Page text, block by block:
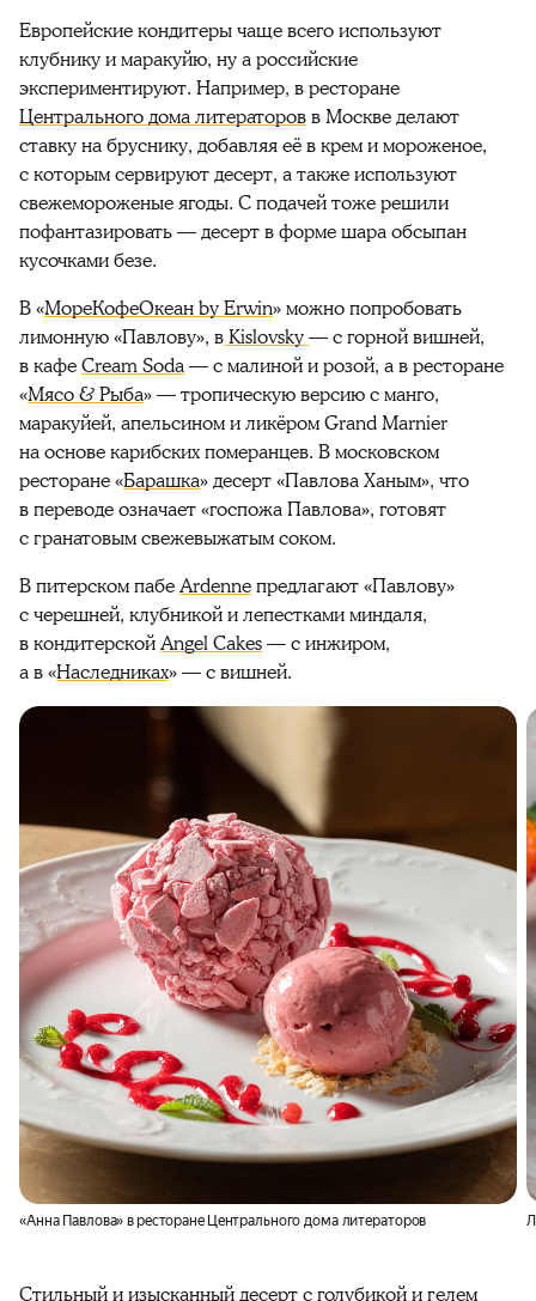
Европейские кондитеры чаще всего используют
клубнику и маракуйю, ну а российские
экспериментируют. Например, в ресторане
Центрального дома литераторовв Москве делают
ставку на бруснику, добавляя её в крем и мороженое,
с которым сервируют десерт, а также используют
свежемороженые ягоды. С подачей тоже решили
пофантазировать — десерт в форме шара обсыпан
кусочками безе.
В «МореКофеОкеан by Erwin» можно попробовать
лимонную «Павлову», вKislovsky— с горной вишней,
в кафеCream Soda— с малиной и розой, а в ресторане
«Мясо & Рыба» — тропическую версию с манго,
маракуйей, апельсином и ликёром Grand Marnier
на основе карибских померанцев. В московском
ресторане «Барашка» десерт «Павлова Ханым», что
в переводе означает «госпожа Павлова», готовят
с гранатовым свежевыжатым соком.
В питерском пабеArdenneпредлагают «Павлову»
с черешней, клубникой и лепестками миндаля,
в кондитерскойAngel Cakes— с инжиром,
а в «Наследниках» — с вишней.
«Анна Павлова» в ресторане Центрального дома литераторов